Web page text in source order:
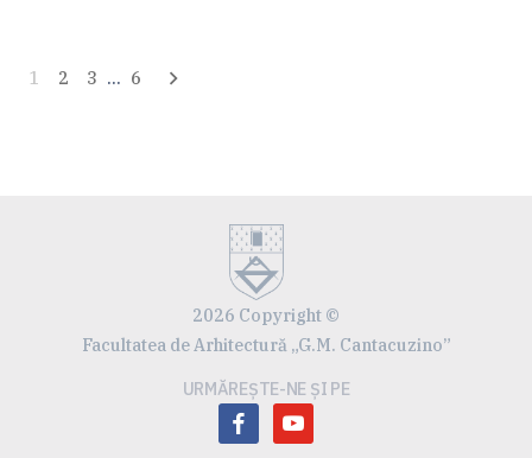
1 2 3 … 6
2026 Copyright ©
Facultatea de Arhitectură „G.M. Cantacuzino”
URMĂREȘTE-NE ȘI PE
facebookyoutube